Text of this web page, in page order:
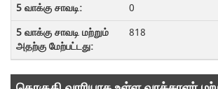
0
818